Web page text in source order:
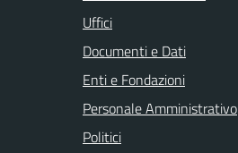
Uffici
Documenti e Dati
Enti e Fondazioni
Personale Amministrativo
Politici